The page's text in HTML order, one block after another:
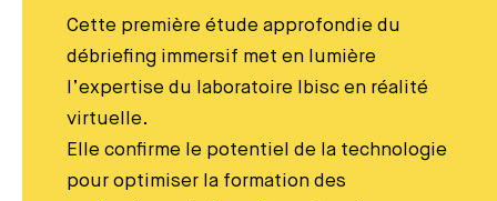
Cette première étude approfondie du
débriefing immersif met en lumière
l’expertise du laboratoire Ibisc en réalité
virtuelle.
Elle confirme le potentiel de la technologie
pour optimiser la formation des